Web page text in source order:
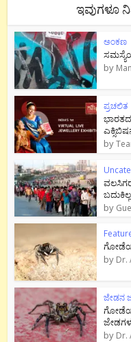
ಇವುಗಳೂ
ಅಂಕಣ
by
ಪ್ರಚಲಿತ
ಭಾರತದ
by
by
ಗೋಡೆಯ
by Dr.
ಜೇಡನ
by Dr.